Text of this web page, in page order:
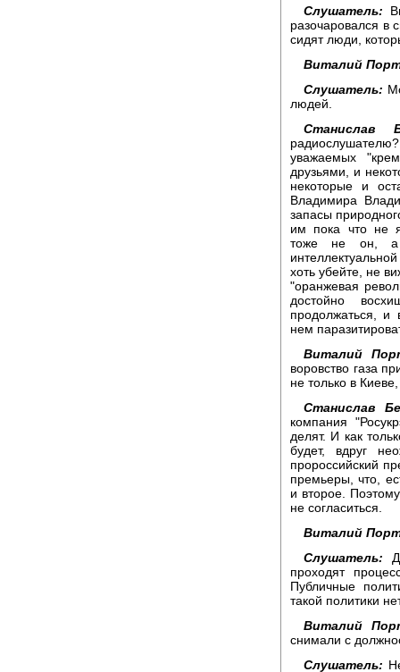
Слушатель:
разочаровался в
сидят люди,
Виталий
Слушатель:
людей.
Станислав
уважаемых
друзьями, и
некоторые и
Владимира
запасы
им пока что не
тоже не он, а
хоть убейте, не
"оранжевая
достойно
продолжаться, и
нем
Виталий
воровство газа
не только в
Станислав
компания
делят. И как
будет, вдруг
пророссийский
премьеры, что,
и второе.
не согласиться.
Виталий
Слушатель:
проходят
Публичные
такой политики
Виталий
снимали с
Слушатель: